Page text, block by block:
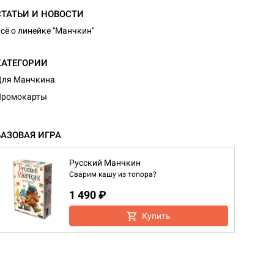
И НОВОСТИ
о линейке "Манчкин"
Манчкина
ИГРА
Русский Манчкин
Сварим кашу из топора?
1 490 ₽
Купить